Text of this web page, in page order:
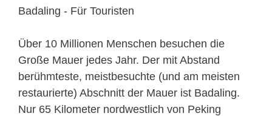
Badaling - Für Touristen
Über 10 Millionen Menschen besuchen die
Große Mauer jedes Jahr. Der mit Abstand
berühmteste, meistbesuchte (und am meisten
restaurierte) Abschnitt der Mauer ist Badaling.
Nur 65 Kilometer nordwestlich von Peking